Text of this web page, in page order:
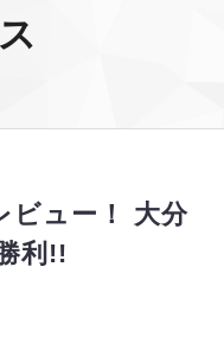
ビュー！ 大分
利!!